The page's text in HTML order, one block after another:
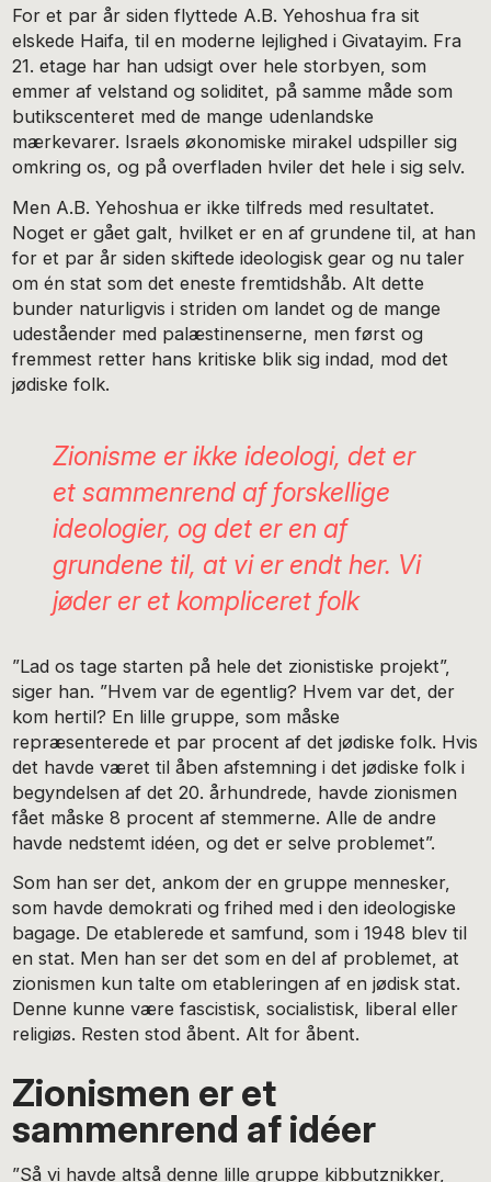
For et par år siden flyttede A.B. Yehoshua fra sit
elskede Haifa, til en moderne lejlighed i Givatayim. Fra
21. etage har han udsigt over hele storbyen, som
emmer af velstand og soliditet, på samme måde som
butikscenteret med de mange udenlandske
mærkevarer. Israels økonomiske mirakel udspiller sig
omkring os, og på overfladen hviler det hele i sig selv.
Men A.B. Yehoshua er ikke tilfreds med resultatet.
Noget er gået galt, hvilket er en af grundene til, at han
for et par år siden skiftede ideologisk gear og nu taler
om én stat som det eneste fremtidshåb. Alt dette
bunder naturligvis i striden om landet og de mange
udeståender med palæstinenserne, men først og
fremmest retter hans kritiske blik sig indad, mod det
jødiske folk.
Zionisme er ikke ideologi, det er
et sammenrend af forskellige
ideologier, og det er en af
grundene til, at vi er endt her. Vi
jøder er et kompliceret folk
”Lad os tage starten på hele det zionistiske projekt”,
siger han. ”Hvem var de egentlig? Hvem var det, der
kom hertil? En lille gruppe, som måske
repræsenterede et par procent af det jødiske folk. Hvis
det havde været til åben afstemning i det jødiske folk i
begyndelsen af det 20. århundrede, havde zionismen
fået måske 8 procent af stemmerne. Alle de andre
havde nedstemt idéen, og det er selve problemet”.
Som han ser det, ankom der en gruppe mennesker,
som havde demokrati og frihed med i den ideologiske
bagage. De etablerede et samfund, som i 1948 blev til
en stat. Men han ser det som en del af problemet, at
zionismen kun talte om etableringen af en jødisk stat.
Denne kunne være fascistisk, socialistisk, liberal eller
religiøs. Resten stod åbent. Alt for åbent.
Zionismen er et
sammenrend af idéer
”Så vi havde altså denne lille gruppe kibbutznikker,